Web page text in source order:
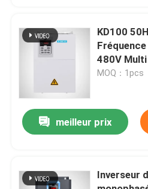
Contrôle de la qualité
Demande de soumission
Inverseur variable de
Inverseur triphasé
KD100
480V
MOQ：1pcs
meilleur prix
Inverseur